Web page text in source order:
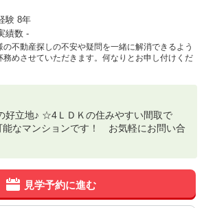
験 8年
績数 -
の不動産探しの不安や疑問を一緒に解消できるよう
務めさせていただきます。何なりとお申し付けくだ
好立地♪ ☆4ＬＤＫの住みやすい間取で
なマンションです！ お気軽にお問い合
見学予約に進む